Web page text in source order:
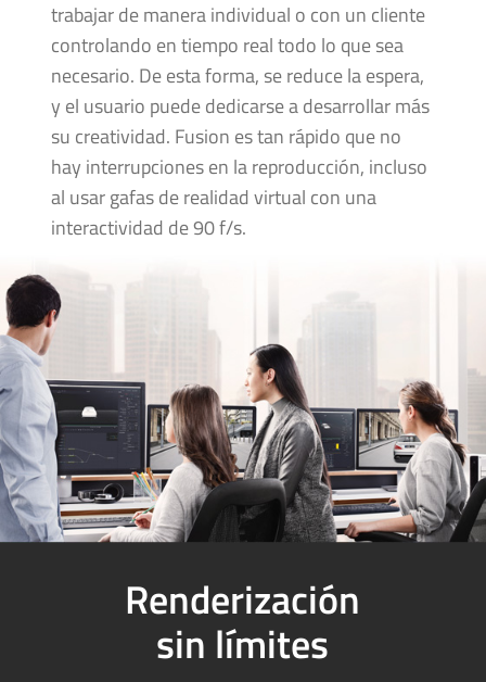
trabajar de manera individual o con un cliente
controlando en tiempo real todo lo que sea
necesario. De esta forma, se reduce la espera,
y el usuario puede dedicarse a desarrollar más
su creatividad. Fusion es tan rápido que no
hay interrupciones en la reproducción, incluso
al usar gafas de realidad virtual con una
interactividad de 90 f/s.
Renderización
sin límites